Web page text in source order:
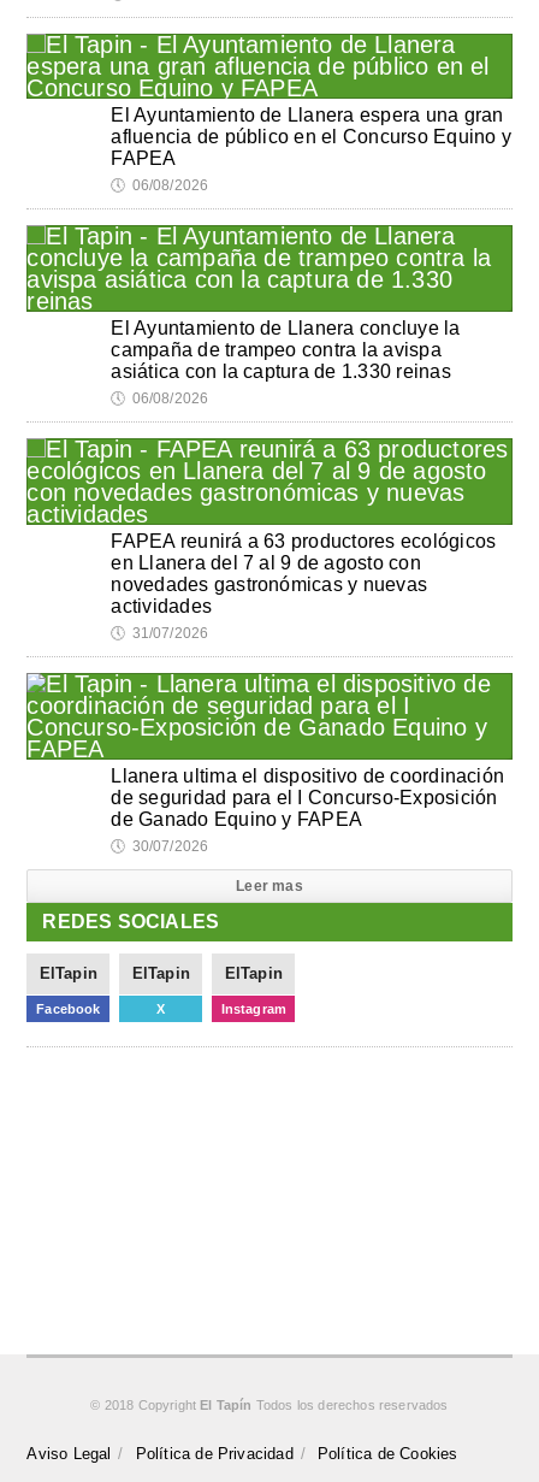
El Ayuntamiento de Llanera espera una gran
afluencia de público en el Concurso Equino y
FAPEA
🕔 06/08/2026
El Ayuntamiento de Llanera concluye la
campaña de trampeo contra la avispa
asiática con la captura de 1.330 reinas
🕔 06/08/2026
FAPEA reunirá a 63 productores ecológicos
en Llanera del 7 al 9 de agosto con
novedades gastronómicas y nuevas
actividades
🕔 31/07/2026
Llanera ultima el dispositivo de coordinación
de seguridad para el I Concurso-Exposición
de Ganado Equino y FAPEA
🕔 30/07/2026
Leer mas
REDES SOCIALES
ElTapin
Facebook
ElTapin
X
ElTapin
Instagram
© 2018 Copyright El Tapín Todos los derechos reservados
Aviso Legal Política de Privacidad Política de Cookies